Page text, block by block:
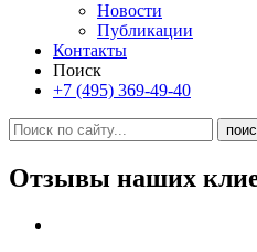
Новости
Публикации
Контакты
Поиск
+7 (495) 369-49-40
Отзывы наших